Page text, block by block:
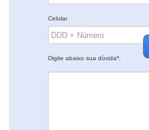
Celular
Digite abaixo sua dúvida*: